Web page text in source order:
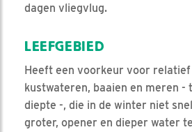
dagen vliegvlug.
LEEFGEBIED
Heeft een voorkeur voor relatief
kustwateren, baaien en meren -
diepte -, die in de winter niet
groter, opener en dieper water